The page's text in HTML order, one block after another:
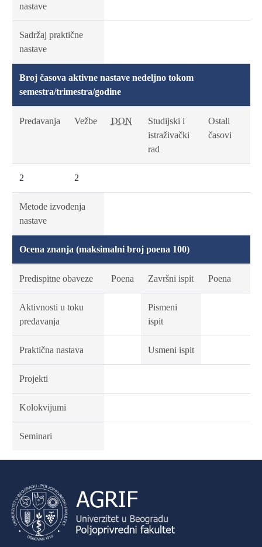
nastave
Sadržaj praktične
nastave
Broj časova aktivne nastave nedeljno tokom
semestra/trimestra/godine
Predavanja Vežbe DON
Studijski i
istraživački
rad
Ostali
časovi
2 2
Metode izvođenja
nastave
Ocena znanja (maksimalni broj poena 100)
Predispitne obaveze Poena Završni ispit Poena
Aktivnosti u toku
predavanja
Pismeni
ispit
Praktična nastava Usmeni ispit
Projekti
Kolokvijumi
Seminari